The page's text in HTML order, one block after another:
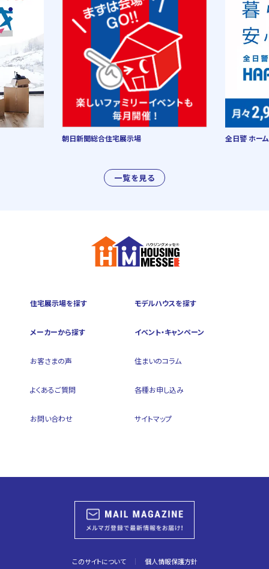
一覧を見る
朝日新聞総合住宅展示場 全日警 ホー
住宅展示場を探す モデルハウスを探す
メーカーから探す イベント・キャンペーン
お客さまの声 住まいのコラム
よくあるご質問 各種お申し込み
お問い合わせ サイトマップ
このサイトについて 個人情報保護方針